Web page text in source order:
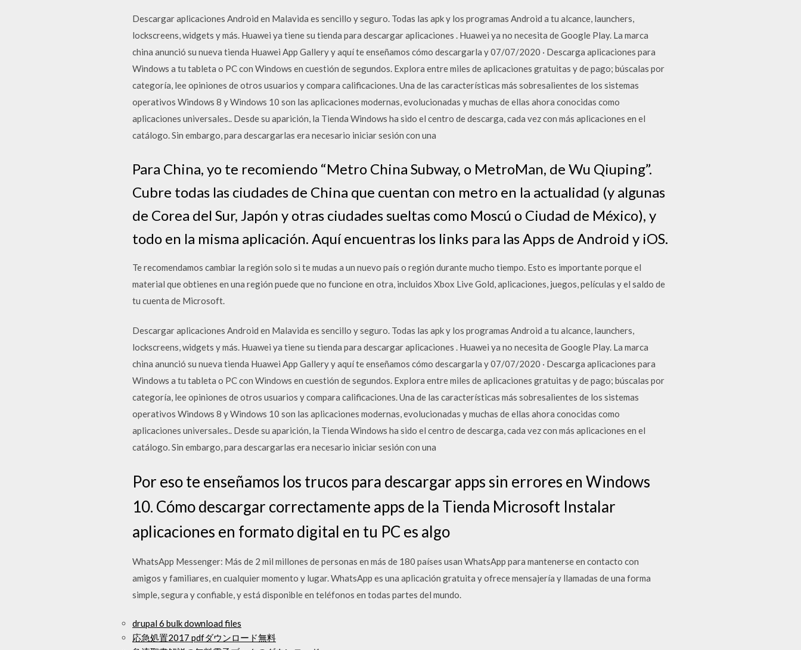
Descargar aplicaciones Android en Malavida es sencillo y seguro. Todas las apk y los programas Android a tu alcance, launchers,
lockscreens, widgets y más. Huawei ya tiene su tienda para descargar aplicaciones . Huawei ya no necesita de Google Play. La marca
china anunció su nueva tienda Huawei App Gallery y aquí te enseñamos cómo descargarla y 07/07/2020 · Descarga aplicaciones para
Windows a tu tableta o PC con Windows en cuestión de segundos. Explora entre miles de aplicaciones gratuitas y de pago; búscalas por
categoría, lee opiniones de otros usuarios y compara calificaciones. Una de las características más sobresalientes de los sistemas
operativos Windows 8 y Windows 10 son las aplicaciones modernas, evolucionadas y muchas de ellas ahora conocidas como
aplicaciones universales.. Desde su aparición, la Tienda Windows ha sido el centro de descarga, cada vez con más aplicaciones en el
catálogo. Sin embargo, para descargarlas era necesario iniciar sesión con una
Para China, yo te recomiendo “Metro China Subway, o MetroMan, de Wu Qiuping”.
Cubre todas las ciudades de China que cuentan con metro en la actualidad (y algunas
de Corea del Sur, Japón y otras ciudades sueltas como Moscú o Ciudad de México), y
todo en la misma aplicación. Aquí encuentras los links para las Apps de Android y iOS.
Te recomendamos cambiar la región solo si te mudas a un nuevo país o región durante mucho tiempo. Esto es importante porque el
material que obtienes en una región puede que no funcione en otra, incluidos Xbox Live Gold, aplicaciones, juegos, películas y el saldo de
tu cuenta de Microsoft.
Descargar aplicaciones Android en Malavida es sencillo y seguro. Todas las apk y los programas Android a tu alcance, launchers,
lockscreens, widgets y más. Huawei ya tiene su tienda para descargar aplicaciones . Huawei ya no necesita de Google Play. La marca
china anunció su nueva tienda Huawei App Gallery y aquí te enseñamos cómo descargarla y 07/07/2020 · Descarga aplicaciones para
Windows a tu tableta o PC con Windows en cuestión de segundos. Explora entre miles de aplicaciones gratuitas y de pago; búscalas por
categoría, lee opiniones de otros usuarios y compara calificaciones. Una de las características más sobresalientes de los sistemas
operativos Windows 8 y Windows 10 son las aplicaciones modernas, evolucionadas y muchas de ellas ahora conocidas como
aplicaciones universales.. Desde su aparición, la Tienda Windows ha sido el centro de descarga, cada vez con más aplicaciones en el
catálogo. Sin embargo, para descargarlas era necesario iniciar sesión con una
Por eso te enseñamos los trucos para descargar apps sin errores en Windows
10. Cómo descargar correctamente apps de la Tienda Microsoft Instalar
aplicaciones en formato digital en tu PC es algo
WhatsApp Messenger: Más de 2 mil millones de personas en más de 180 países usan WhatsApp para mantenerse en contacto con
amigos y familiares, en cualquier momento y lugar. WhatsApp es una aplicación gratuita y ofrece mensajería y llamadas de una forma
simple, segura y confiable, y está disponible en teléfonos en todas partes del mundo.
drupal 6 bulk download files
応急処置2017 pdfダウンロード無料